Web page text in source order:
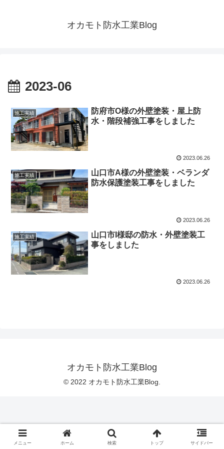
オカモト防水工業Blog
2023-06
施工実績
防府市O様の外壁塗装・屋上防
水・階段補強工事をしました
2023.06.26
施工実績
山口市A様の外壁塗装・ベランダ
防水保護塗装工事をしました
2023.06.26
施工実績
山口市I様邸の防水・外壁塗装工
事をしました
2023.06.26
オカモト防水工業Blog
© 2022 オカモト防水工業Blog.
メニュー ホーム 検索 トップ サイドバー